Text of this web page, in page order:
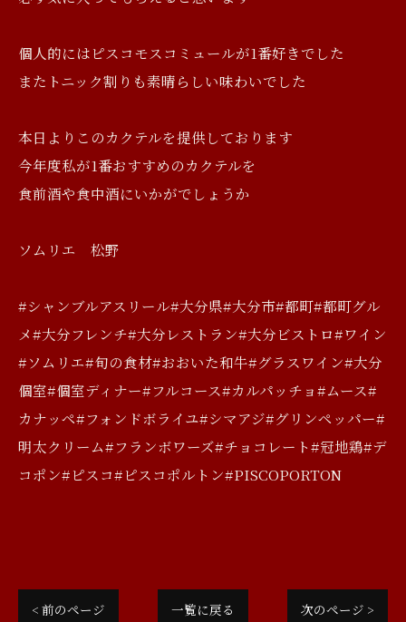
個人的にはピスコモスコミュールが1番好きでした
またトニック割りも素晴らしい味わいでした
本日よりこのカクテルを提供しております
今年度私が1番おすすめのカクテルを
食前酒や食中酒にいかがでしょうか
ソムリエ 松野
#シャンブルアスリール#大分県#大分市#都町#都町グル
メ#大分フレンチ#大分レストラン#大分ビストロ#ワイン
#ソムリエ#旬の食材#おおいた和牛#グラスワイン#大分
個室#個室ディナー#フルコース#カルパッチョ#ムース#
カナッペ#フォンドボライユ#シマアジ#グリンペッパー#
明太クリーム#フランボワーズ#チョコレート#冠地鶏#デ
コポン#ピスコ#ピスコポルトン#PISCOPORTON
< 前のページ 一覧に戻る 次のページ >